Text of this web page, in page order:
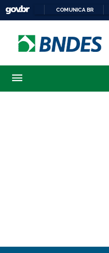
COMUNICA BR